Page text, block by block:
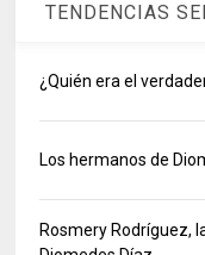
TENDENCIAS
¿Quién era el
Los hermanos de
Rosmery Rodríguez,